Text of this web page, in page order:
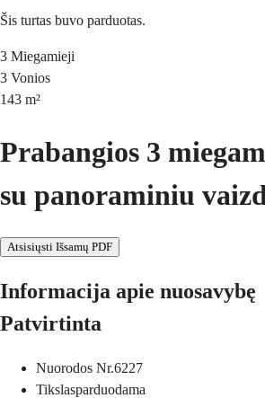
Šis turtas buvo parduotas.
3 Miegamieji
3 Vonios
143 m²
Prabangios 3
su panoraminiu
Atsisiųsti Išsamų PDF
Informacija apie nuosavybę
Patvirtinta
Nuorodos Nr.6227
Tikslasparduodama